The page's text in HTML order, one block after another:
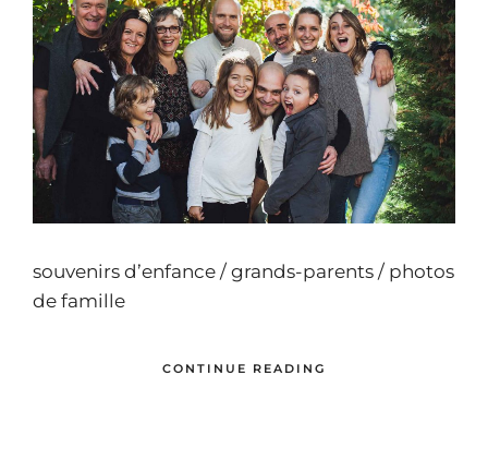
souvenirs d’enfance / grands-parents / photos
de famille
CONTINUE READING